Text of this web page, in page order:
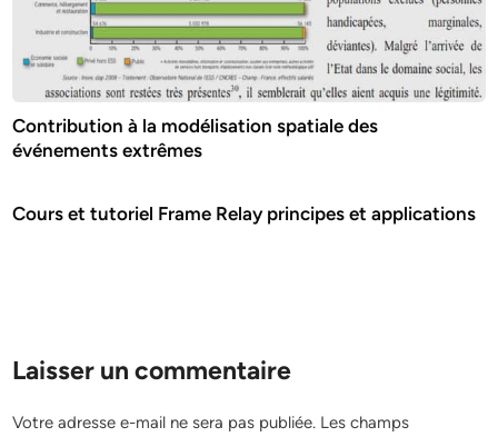
Contribution à la modélisation spatiale des
événements extrêmes
Cours et tutoriel Frame Relay principes et applications
Laisser un commentaire
Votre adresse e-mail ne sera pas publiée. Les champs